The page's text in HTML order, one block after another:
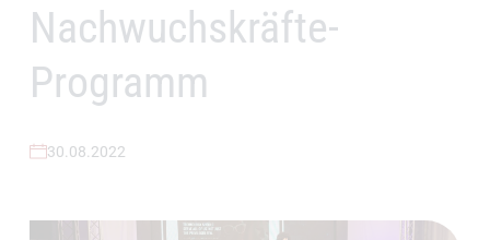
Nachwuchskräfte-
Programm
30.08.2022